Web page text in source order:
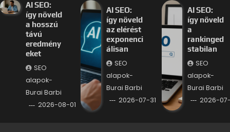
AI SEO:
így növeld
a hosszú
távú
eredmény
eket
SEO
alapok-
Burai Barbi
2026-08-01
AI SEO:
így növeld
az elérést
exponenci
álisan
SEO
alapok-
Burai Barbi
2026-07-31
AI SEO:
így növeld
a
rankinged
stabilan
SEO
alapok-
Burai Barbi
2026-